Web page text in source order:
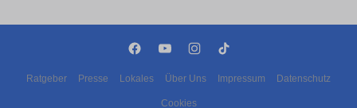
Ratgeber Presse Lokales Über Uns Impressum Datenschutz
Cookies